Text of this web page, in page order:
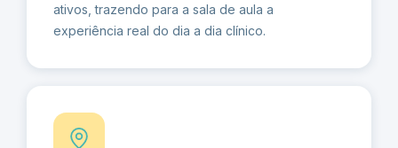
ativos, trazendo para a sala de aula a
experiência real do dia a dia clínico.